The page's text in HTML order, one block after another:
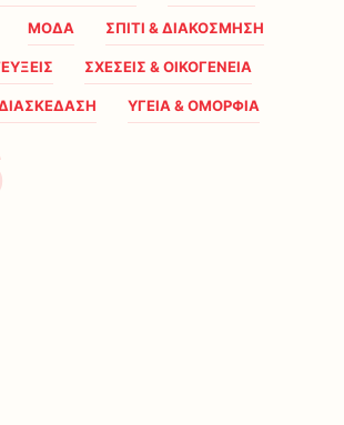
ΜΟΔΑ ΣΠΙΤΙ & ΔΙΑΚΟΣΜΗΣΗ
ΣΧΕΣΕΙΣ & ΟΙΚΟΓΕΝΕΙΑ
ΔΙΑΣΚΕΔΑΣΗ ΥΓΕΙΑ & ΟΜΟΡΦΙΑ